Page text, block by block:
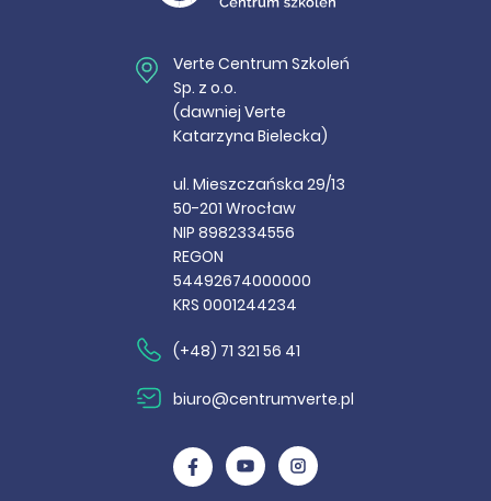
Verte Centrum Szkoleń
Sp. z o.o.
(dawniej Verte
Katarzyna Bielecka)
ul. Mieszczańska 29/13
50-201 Wrocław
NIP 8982334556
REGON
54492674000000
KRS 0001244234
(+48) 71 321 56 41
biuro@centrumverte.pl